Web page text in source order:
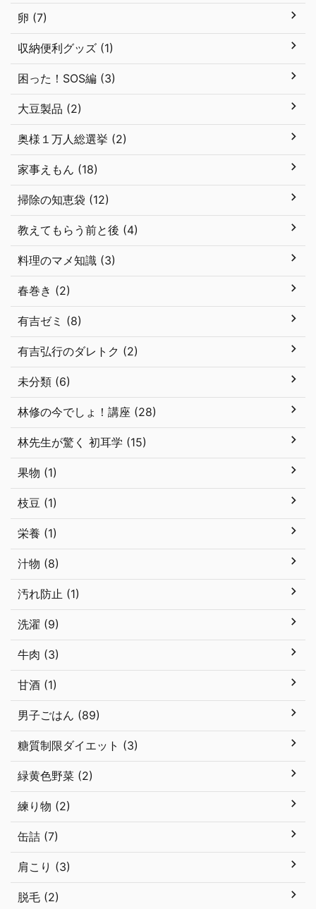
卵 (7)
収納便利グッズ (1)
困った！SOS編 (3)
大豆製品 (2)
奥様１万人総選挙 (2)
家事えもん (18)
掃除の知恵袋 (12)
教えてもらう前と後 (4)
料理のマメ知識 (3)
春巻き (2)
有吉ゼミ (8)
有吉弘行のダレトク (2)
未分類 (6)
林修の今でしょ！講座 (28)
林先生が驚く 初耳学 (15)
果物 (1)
枝豆 (1)
栄養 (1)
汁物 (8)
汚れ防止 (1)
洗濯 (9)
牛肉 (3)
甘酒 (1)
男子ごはん (89)
糖質制限ダイエット (3)
緑黄色野菜 (2)
練り物 (2)
缶詰 (7)
肩こり (3)
脱毛 (2)